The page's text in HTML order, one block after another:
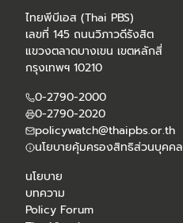
ไทยพีบีเอส (Thai PBS)
เลขที่ 145 ถนนวิภาวดีรังสิต
แขวงตลาดบางเขน เขตหลักสี่
กรุงเทพฯ 10210
0-2790-2000
0-2790-2020
policywatch@thaipbs.or.th
นโยบายคุ้มครองสิทธิส่วนบุคคล
นโยบาย
บทความ
Policy Forum